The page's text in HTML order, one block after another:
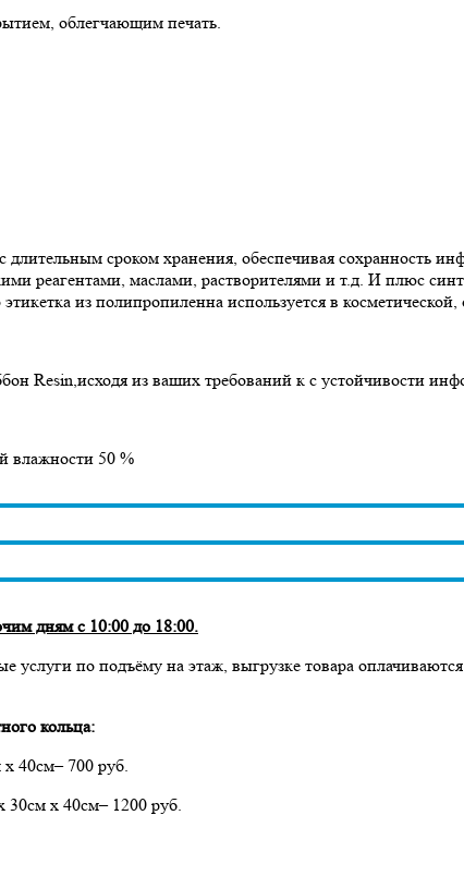
облегчающим печать.
сроком хранения, обеспечивая сохранность
реагентами, маслами, растворителями и т.д. И плюс
из полипропиленна используется в
Resin,исходя из ваших требований к с устойчивости
влажности 50 %
дням с 10:00 до 18:00.
услуги по подъёму на этаж, выгрузке товара
кольца:
40см– 700 руб.
30см х 40см– 1200 руб.